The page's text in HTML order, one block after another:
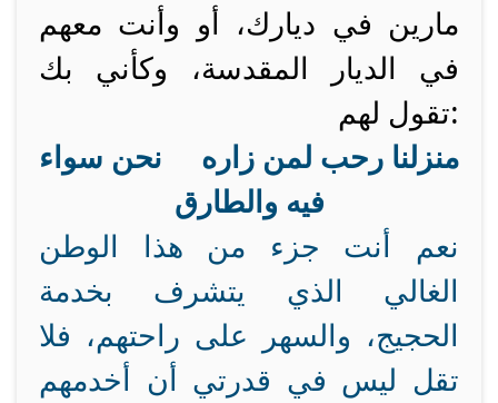
مارين في ديارك، أو وأنت معهم
في الديار المقدسة، وكأني بك
تقول لهم:
منزلنا رحب لمن زاره نحن سواء
فيه والطارق
نعم أنت جزء من هذا الوطن
الغالي الذي يتشرف بخدمة
الحجيج، والسهر على راحتهم، فلا
تقل ليس في قدرتي أن أخدمهم